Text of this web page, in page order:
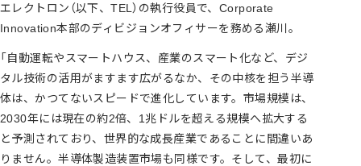
エレクトロン（以下、TEL）の執行役員で、Corporate
Innovation本部のディビジョンオフィサーを務める瀬川。
「自動運転やスマートハウス、産業のスマート化など、デジ
タル技術の活用がますます広がるなか、その中核を担う半導
体は、かつてないスピードで進化しています。市場規模は、
2030年には現在の約2倍、1兆ドルを超える規模へ拡大する
と予測されており、世界的な成長産業であることに間違いあ
りません。半導体製造装置市場も同様です。そして、最初に